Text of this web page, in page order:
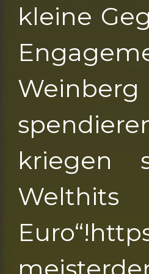
kleine
kriegen